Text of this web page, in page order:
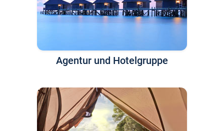
Agentur und Hotelgruppe